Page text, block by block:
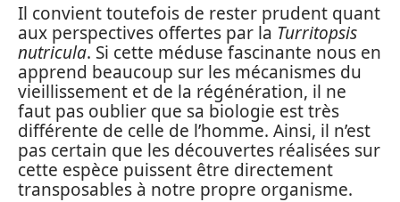
Il convient toutefois de rester prudent quant
aux perspectives offertes par la Turritopsis
nutricula. Si cette méduse fascinante nous en
apprend beaucoup sur les mécanismes du
vieillissement et de la régénération, il ne
faut pas oublier que sa biologie est très
différente de celle de l’homme. Ainsi, il n’est
pas certain que les découvertes réalisées sur
cette espèce puissent être directement
transposables à notre propre organisme.